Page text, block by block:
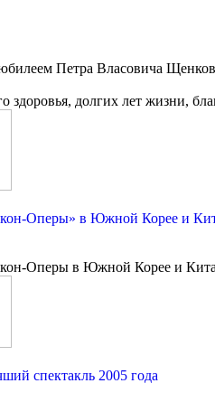
Петра Власовича
здоровья, долгих лет жизни,
Оперы» в Южной Корее и
Оперы в Южной Корее и
спектакль 2005 года